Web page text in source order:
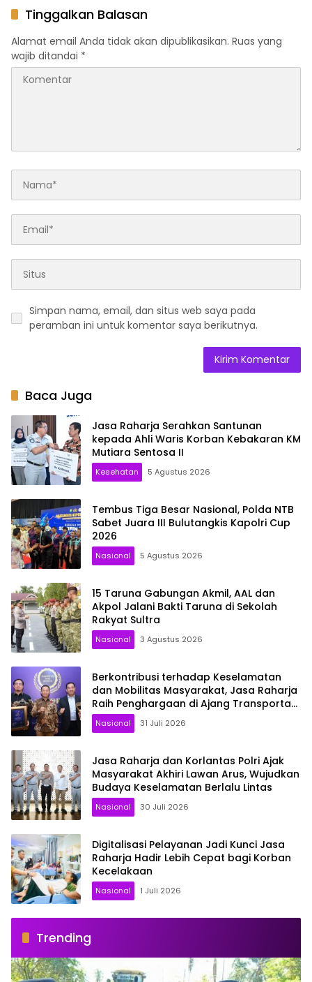
Keselamatan Berlalu Lintas
Tinggalkan Balasan
Alamat email Anda tidak akan dipublikasikan. Ruas yang
wajib ditandai *
Simpan nama, email, dan situs web saya pada
peramban ini untuk komentar saya berikutnya.
Baca Juga
Jasa Raharja Serahkan Santunan
kepada Ahli Waris Korban Kebakaran KM
Mutiara Sentosa II
Kesehatan 5 Agustus 2026
Tembus Tiga Besar Nasional, Polda NTB
Sabet Juara III Bulutangkis Kapolri Cup
2026
Nasional 5 Agustus 2026
15 Taruna Gabungan Akmil, AAL dan
Akpol Jalani Bakti Taruna di Sekolah
Rakyat Sultra
Nasional 3 Agustus 2026
Berkontribusi terhadap Keselamatan
dan Mobilitas Masyarakat, Jasa Raharja
Raih Penghargaan di Ajang Transportasi
Indonesia Awards 2026
Nasional 31 Juli 2026
Jasa Raharja dan Korlantas Polri Ajak
Masyarakat Akhiri Lawan Arus, Wujudkan
Budaya Keselamatan Berlalu Lintas
Nasional 30 Juli 2026
Digitalisasi Pelayanan Jadi Kunci Jasa
Raharja Hadir Lebih Cepat bagi Korban
Kecelakaan
Nasional 1 Juli 2026
Trending